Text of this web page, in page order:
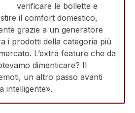
verificare le bollette e
il comfort domestico,
grazie a un generatore
i prodotti della categoria più
L’extra feature che da
dimenticare? Il
un altro passo avanti
intelligente».